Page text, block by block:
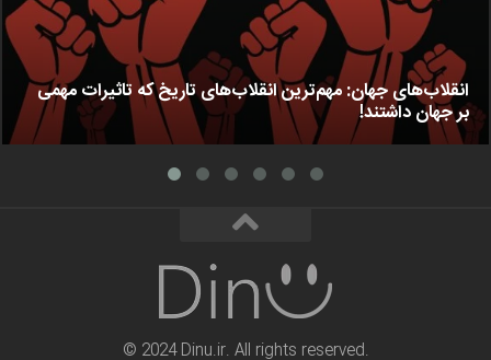
انقلاب‌های جهان: مهم‌ترین انقلاب‌های تاریخ که تاثیرات مهمی
بر جهان داشتند!
© 2024 Dinu.ir. All rights reserved.